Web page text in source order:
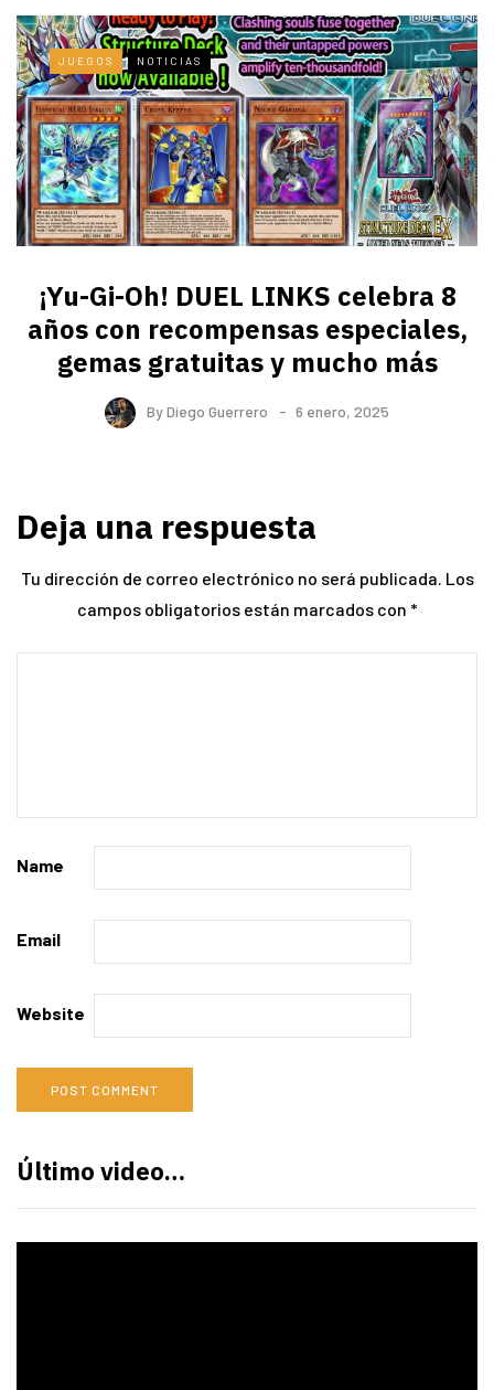
JUEGOS NOTICIAS
¡Yu-Gi-Oh! DUEL LINKS celebra 8
años con recompensas especiales,
gemas gratuitas y mucho más
ByDiego Guerrero 6 enero, 2025
Deja una respuesta
Tu dirección de correo electrónico no será publicada. Los
campos obligatorios están marcados con *
Name
Email
Website
Último video…